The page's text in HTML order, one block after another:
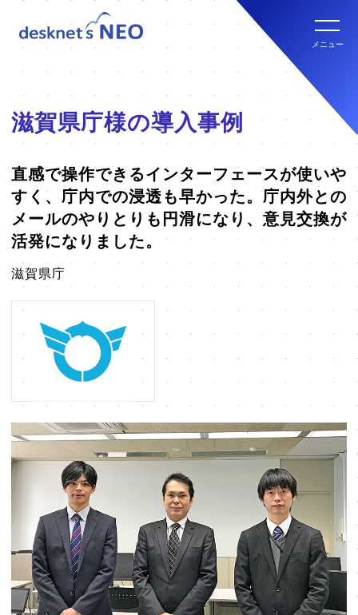
メニュー
クラウド版の特長
他社グループウェアからの乗換 hot!
ご利用環境について
クラウド版の動作環境
パッケージ版の動作環境
全文検索システム Neuron ES new
連携ツール
クラウド版連携ツール
パッケージ版連携ツール
パッケージ版ライセンス価格
パッケージ版年間サポート
パッケージ版ご購入の流れ
販売パートナー
販売パートナー⼀覧
AppSuiteインテグレーター
滋賀県庁様の導入事例
直感で操作できるインターフェースが使いや
すく、庁内での浸透も早かった。庁内外との
メールのやりとりも円滑になり、意見交換が
活発になりました。
滋賀県庁